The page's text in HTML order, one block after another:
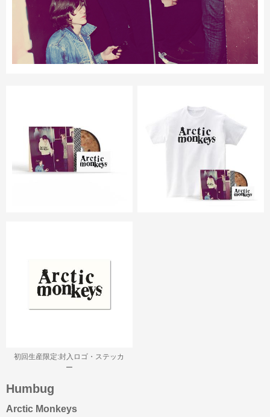
初回生産限定:封入ロゴ・ステッカ
ー
Humbug
Arctic Monkeys